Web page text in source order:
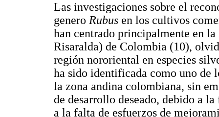
Las investigaciones sobre el
genero Rubus en los cultivos
han centrado principalmente en
Risaralda) de Colombia (10),
región nororiental en especies
ha sido identificada como uno de
la zona andina colombiana, sin
de desarrollo deseado, debido a
a la falta de esfuerzos de